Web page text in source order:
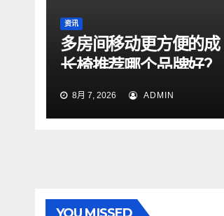
资讯
多房间移动更方便的成
长椅推荐哪个品牌好？
8月 7, 2026 ADMIN